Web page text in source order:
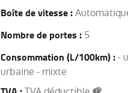
Boîte de vitesse :
Nombre de portes :5
Consommation (L/100km) :-
urbaine - mixte